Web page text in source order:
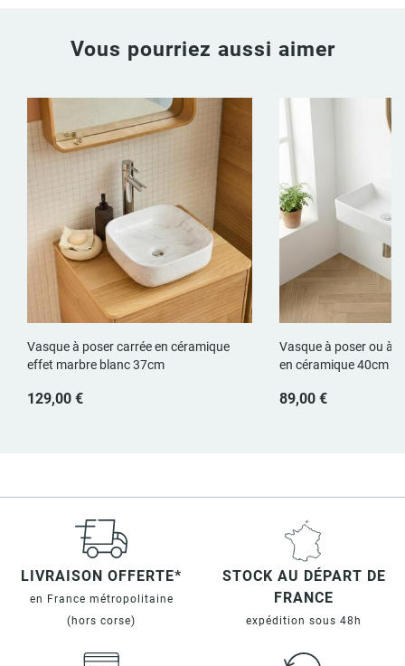
Vous pourriez aussi aimer
Vasque à poser carrée en céramique
effet marbre blanc 37cm
129,00 €
Vasque à poser ou à
en céramique 40cm
89,00 €
LIVRAISON OFFERTE*
en France métropolitaine
(hors corse)
STOCK AU DÉPART DE
FRANCE
expédition sous 48h